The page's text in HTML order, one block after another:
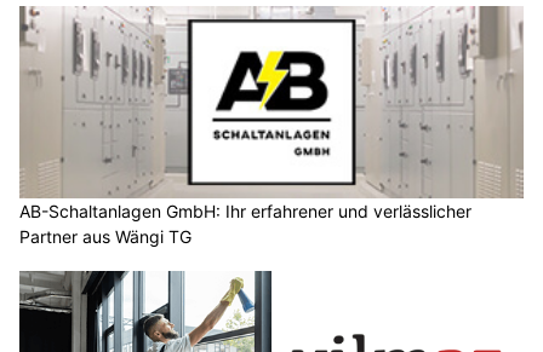
AB-Schaltanlagen GmbH: Ihr erfahrener und verlässlicher
Partner aus Wängi TG